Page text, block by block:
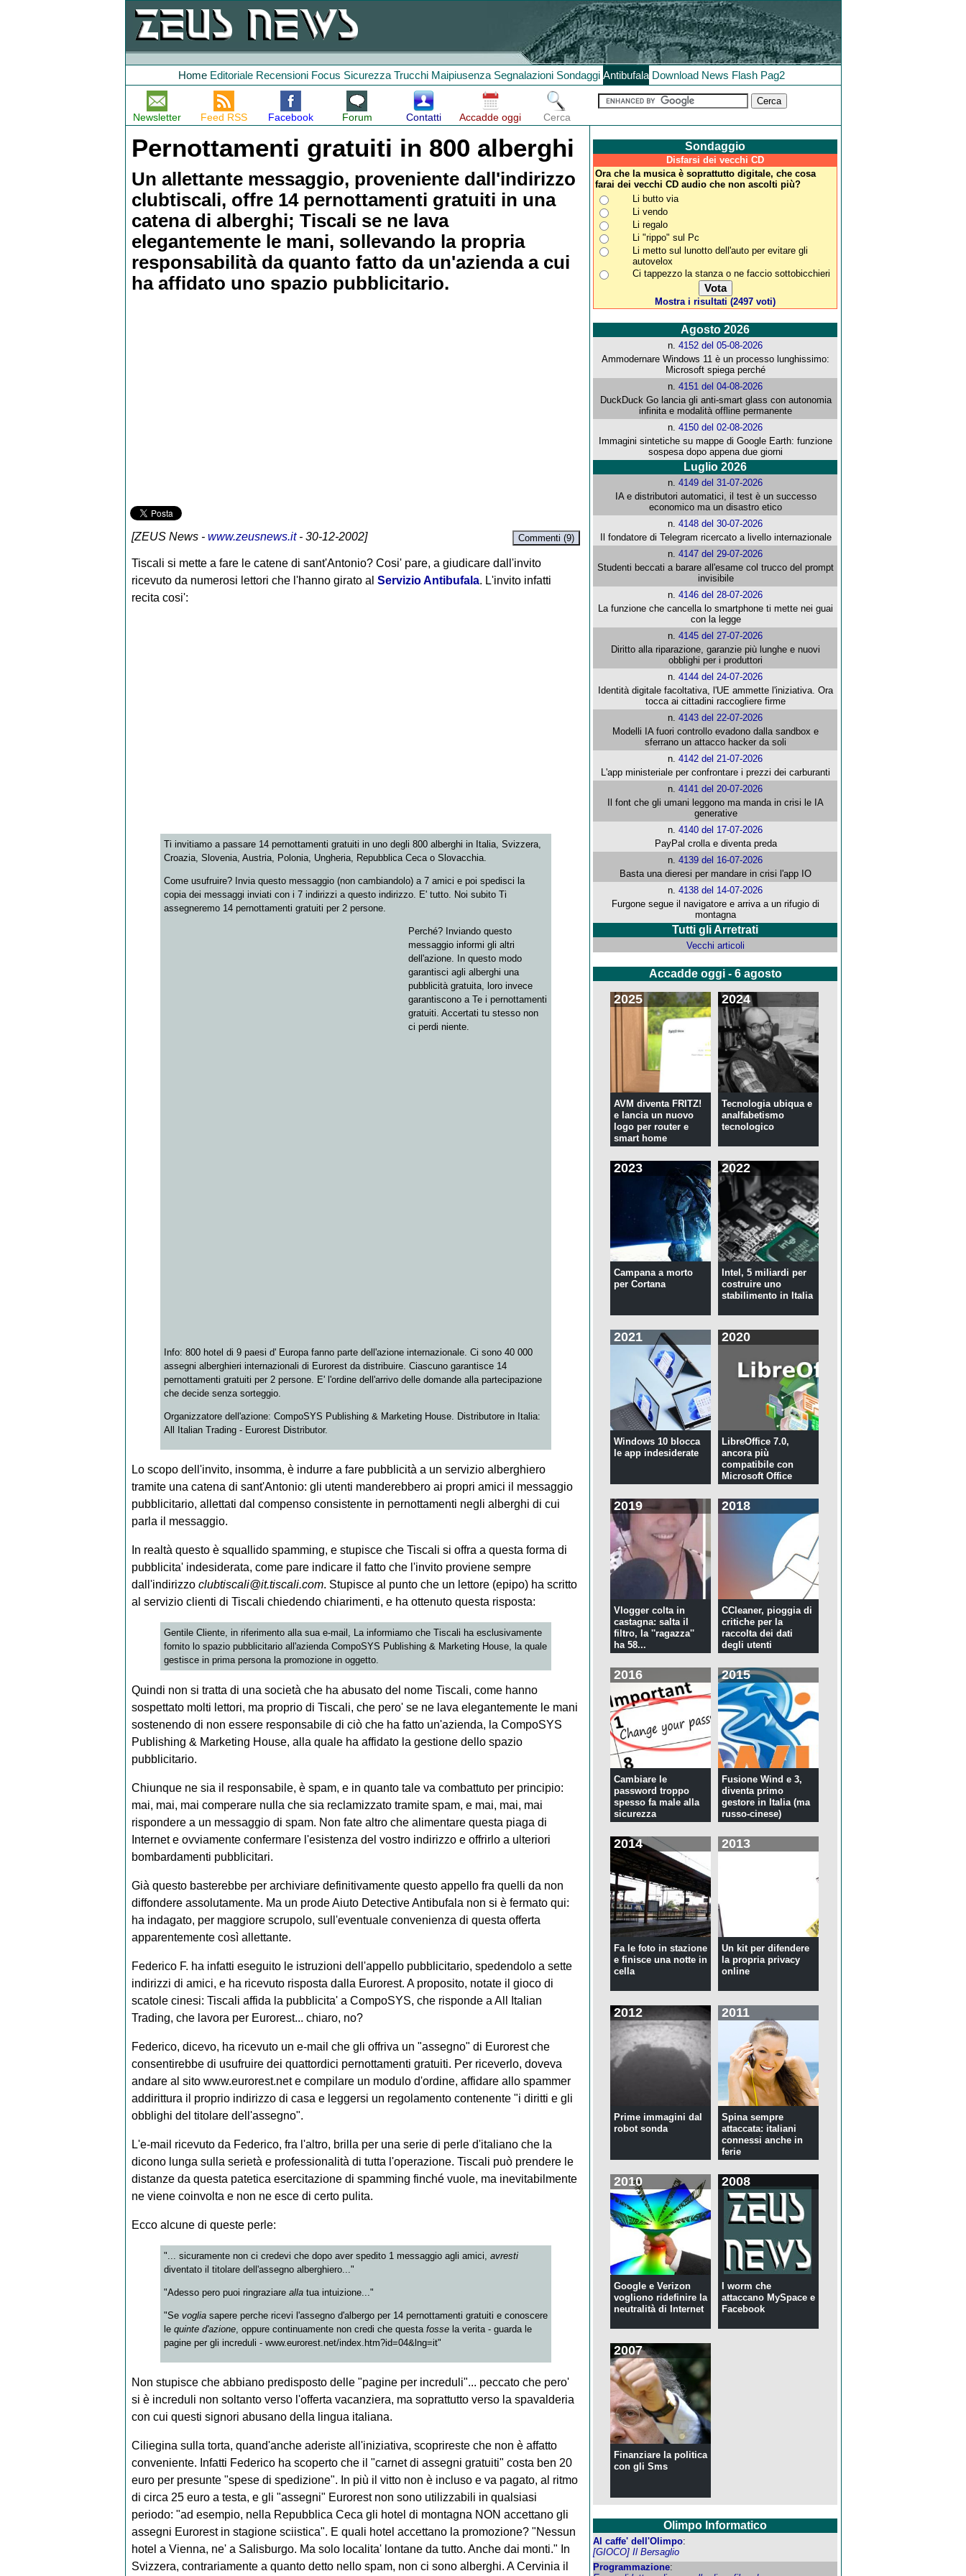
Home Editoriale Recensioni Focus Sicurezza Trucchi Maipiusenza Segnalazioni Sondaggi Antibufala Download News Flash Pag2
Newsletter Feed RSS Facebook Forum Contatti Accadde oggi Cerca
Pernottamenti gratuiti in 800 alberghi
Un allettante messaggio, proveniente dall'indirizzo
clubtiscali, offre 14 pernottamenti gratuiti in una
catena di alberghi; Tiscali se ne lava
elegantemente le mani, sollevando la propria
responsabilità da quanto fatto da un'azienda a cui
ha affidato uno spazio pubblicitario.
[ZEUS News- www.zeusnews.it- 30-12-2002] Commenti (9)
Tiscali si mette a fare le catene di sant'Antonio? Cosi' pare, a giudicare dall'invito
ricevuto da numerosi lettori che l'hanno girato al Servizio Antibufala. L'invito infatti
recita cosi':
Ti invitiamo a passare 14 pernottamenti gratuiti in uno degli 800 alberghi in Italia, Svizzera,
Croazia, Slovenia, Austria, Polonia, Ungheria, Repubblica Ceca o Slovacchia.
Come usufruire? Invia questo messaggio (non cambiandolo) a 7 amici e poi spedisci la
copia dei messaggi inviati con i 7 indirizzi a questo indirizzo. E' tutto. Noi subito Ti
assegneremo 14 pernottamenti gratuiti per 2 persone.
Perché? Inviando questo
messaggio informi gli altri
dell'azione. In questo modo
garantisci agli alberghi una
pubblicità gratuita, loro invece
garantiscono a Te i pernottamenti
gratuiti. Accertati tu stesso non
ci perdi niente.
Info: 800 hotel di 9 paesi d' Europa fanno parte dell'azione internazionale. Ci sono 40 000
assegni alberghieri internazionali di Eurorest da distribuire. Ciascuno garantisce 14
pernottamenti gratuiti per 2 persone. E' l'ordine dell'arrivo delle domande alla partecipazione
che decide senza sorteggio.
Organizzatore dell'azione: CompoSYS Publishing & Marketing House. Distributore in Italia:
All Italian Trading - Eurorest Distributor.
Lo scopo dell'invito, insomma, è indurre a fare pubblicità a un servizio alberghiero
tramite una catena di sant'Antonio: gli utenti manderebbero ai propri amici il messaggio
pubblicitario, allettati dal compenso consistente in pernottamenti negli alberghi di cui
parla il messaggio.
In realtà questo è squallido spamming, e stupisce che Tiscali si offra a questa forma di
pubblicita' indesiderata, come pare indicare il fatto che l'invito proviene sempre
dall'indirizzo clubtiscali@it.tiscali.com. Stupisce al punto che un lettore (epipo) ha scritto
al servizio clienti di Tiscali chiedendo chiarimenti, e ha ottenuto questa risposta:
Gentile Cliente, in riferimento alla sua e-mail, La informiamo che Tiscali ha esclusivamente
fornito lo spazio pubblicitario all'azienda CompoSYS Publishing & Marketing House, la quale
gestisce in prima persona la promozione in oggetto.
Quindi non si tratta di una società che ha abusato del nome Tiscali, come hanno
sospettato molti lettori, ma proprio di Tiscali, che pero' se ne lava elegantemente le mani
sostenendo di non essere responsabile di ciò che ha fatto un'azienda, la CompoSYS
Publishing & Marketing House, alla quale ha affidato la gestione dello spazio
pubblicitario.
Chiunque ne sia il responsabile, è spam, e in quanto tale va combattuto per principio:
mai, mai, mai comperare nulla che sia reclamizzato tramite spam, e mai, mai, mai
rispondere a un messaggio di spam. Non fate altro che alimentare questa piaga di
Internet e ovviamente confermare l'esistenza del vostro indirizzo e offrirlo a ulteriori
bombardamenti pubblicitari.
Già questo basterebbe per archiviare definitivamente questo appello fra quelli da non
diffondere assolutamente. Ma un prode Aiuto Detective Antibufala non si è fermato qui:
ha indagato, per maggiore scrupolo, sull'eventuale convenienza di questa offerta
apparentemente così allettante.
Federico F. ha infatti eseguito le istruzioni dell'appello pubblicitario, spedendolo a sette
indirizzi di amici, e ha ricevuto risposta dalla Eurorest. A proposito, notate il gioco di
scatole cinesi: Tiscali affida la pubblicita' a CompoSYS, che risponde a All Italian
Trading, che lavora per Eurorest... chiaro, no?
Federico, dicevo, ha ricevuto un e-mail che gli offriva un "assegno" di Eurorest che
consentirebbe di usufruire dei quattordici pernottamenti gratuiti. Per riceverlo, doveva
andare al sito www.eurorest.net e compilare un modulo d'ordine, affidare allo spammer
addirittura il proprio indirizzo di casa e leggersi un regolamento contenente "i diritti e gli
obblighi del titolare dell'assegno".
L'e-mail ricevuto da Federico, fra l'altro, brilla per una serie di perle d'italiano che la
dicono lunga sulla serietà e professionalità di tutta l'operazione. Tiscali può prendere le
distanze da questa patetica esercitazione di spamming finché vuole, ma inevitabilmente
ne viene coinvolta e non ne esce di certo pulita.
Ecco alcune di queste perle:
"... sicuramente non ci credevi che dopo aver spedito 1 messaggio agli amici, avresti
diventato il titolare dell'assegno alberghiero..."
"Adesso pero puoi ringraziare allatua intuizione..."
"Se vogliasapere perche ricevi l'assegno d'albergo per 14 pernottamenti gratuiti e conoscere
le quinte d'azione, oppure continuamente non credi che questa fossela verita - guarda le
pagine per gli increduli - www.eurorest.net/index.htm?id=04&lng=it"
Non stupisce che abbiano predisposto delle "pagine per increduli"... peccato che pero'
si è increduli non soltanto verso l'offerta vacanziera, ma soprattutto verso la spavalderia
con cui questi signori abusano della lingua italiana.
Ciliegina sulla torta, quand'anche aderiste all'iniziativa, scoprireste che non è affatto
conveniente. Infatti Federico ha scoperto che il "carnet di assegni gratuiti" costa ben 20
euro per presunte "spese di spedizione". In più il vitto non è incluso e va pagato, al ritmo
di circa 25 euro a testa, e gli "assegni" Eurorest non sono utilizzabili in qualsiasi
periodo: "ad esempio, nella Repubblica Ceca gli hotel di montagna NON accettano gli
assegni Eurorest in stagione sciistica". E quali hotel accettano la promozione? "Nessun
hotel a Vienna, ne' a Salisburgo. Ma solo localita' lontane da tutto. Anche dai monti." In
Svizzera, contrariamente a quanto detto nello spam, non ci sono alberghi. A Cervinia il
Sondaggio
Disfarsi dei vecchi CD
Ora che la musica è soprattutto digitale, che cosa
farai dei vecchi CD audio che non ascolti più?
Li butto via
Li vendo
Li regalo
Li "rippo" sul Pc
Li metto sul lunotto dell'auto per evitare gli
autovelox
Ci tappezzo la stanza o ne faccio sottobicchieri
Mostra i risultati (2497 voti)
Agosto 2026
n.4152 del 05-08-2026
Ammodernare Windows 11 è un processo lunghissimo:
Microsoft spiega perché
n.4151 del 04-08-2026
DuckDuck Go lancia gli anti-smart glass con autonomia
infinita e modalità offline permanente
n.4150 del 02-08-2026
Immagini sintetiche su mappe di Google Earth: funzione
sospesa dopo appena due giorni
Luglio 2026
n.4149 del 31-07-2026
IA e distributori automatici, il test è un successo
economico ma un disastro etico
n.4148 del 30-07-2026
Il fondatore di Telegram ricercato a livello internazionale
n.4147 del 29-07-2026
Studenti beccati a barare all'esame col trucco del prompt
invisibile
n.4146 del 28-07-2026
La funzione che cancella lo smartphone ti mette nei guai
con la legge
n.4145 del 27-07-2026
Diritto alla riparazione, garanzie più lunghe e nuovi
obblighi per i produttori
n.4144 del 24-07-2026
Identità digitale facoltativa, l'UE ammette l'iniziativa. Ora
tocca ai cittadini raccogliere firme
n.4143 del 22-07-2026
Modelli IA fuori controllo evadono dalla sandbox e
sferrano un attacco hacker da soli
n.4142 del 21-07-2026
L'app ministeriale per confrontare i prezzi dei carburanti
n.4141 del 20-07-2026
Il font che gli umani leggono ma manda in crisi le IA
generative
n.4140 del 17-07-2026
PayPal crolla e diventa preda
n.4139 del 16-07-2026
Basta una dieresi per mandare in crisi l'app IO
n.4138 del 14-07-2026
Furgone segue il navigatore e arriva a un rifugio di
montagna
Tutti gli Arretrati
Vecchi articoli
Accadde oggi - 6 agosto
2025
AVM diventa FRITZ!
e lancia un nuovo
logo per router e
smart home
2024
Tecnologia ubiqua e
analfabetismo
tecnologico
2023
Campana a morto
per Cortana
2022
Intel, 5 miliardi per
costruire uno
stabilimento in Italia
2021
Windows 10 blocca
le app indesiderate
2020
LibreOffice 7.0,
ancora più
compatibile con
Microsoft Office
2019
Vlogger colta in
castagna: salta il
filtro, la ''ragazza''
ha 58...
2018
CCleaner, pioggia di
critiche per la
raccolta dei dati
degli utenti
2016
Cambiare le
password troppo
spesso fa male alla
sicurezza
2015
Fusione Wind e 3,
diventa primo
gestore in Italia (ma
russo-cinese)
2014
Fa le foto in stazione
e finisce una notte in
cella
2013
Un kit per difendere
la propria privacy
online
2012
Prime immagini dal
robot sonda
2011
Spina sempre
attaccata: italiani
connessi anche in
ferie
2010
Google e Verizon
vogliono ridefinire la
neutralità di Internet
2008
I worm che
attaccano MySpace e
Facebook
2007
Finanziare la politica
con gli Sms
Olimpo Informatico
Al caffe' dell'Olimpo:
[GIOCO] Il Bersaglio
Programmazione: